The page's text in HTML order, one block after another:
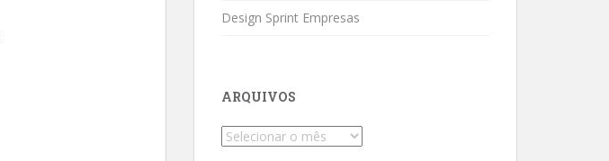
Design Sprint Empresas
ARQUIVOS
Arquivos